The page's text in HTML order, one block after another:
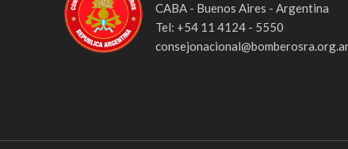
CABA - Buenos Aires - Argentina
Tel: +54 11 4124 - 5550